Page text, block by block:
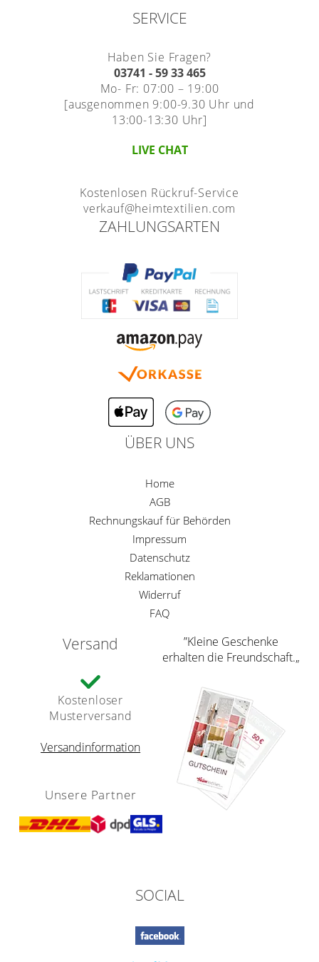
SERVICE
Haben Sie Fragen?
03741 - 59 33 465
Mo- Fr: 07:00 – 19:00
[ausgenommen 9:00-9.30 Uhr und
13:00-13:30 Uhr]
LIVE CHAT
Kostenlosen Rückruf-Service
verkauf@heimtextilien.com
ZAHLUNGSARTEN
ÜBER UNS
Home
AGB
Rechnungskauf für Behörden
Impressum
Datenschutz
Reklamationen
Widerruf
FAQ
Versand
Kostenloser
Musterversand
Versandinformation
Unsere Partner
”Kleine Geschenke
erhalten die Freundschaft.„
SOCIAL